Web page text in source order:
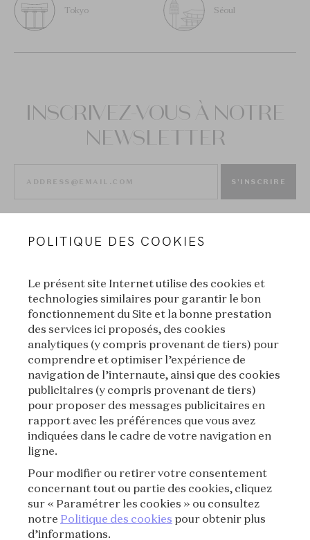
Tokyo Séoul
INSCRIVEZ-VOUS À NOTRE
NEWSLETTER
S'INSCRIRE
VAN CLEEF & ARPELS
MENTIONS LÉGALES
CONDITIONS GÉNÉRALES DE VENTE
CONDITIONS D'UTILISATION
CRÉDITS
POLITIQUE DES COOKIES
Le présent site Internet utilise des cookies et
technologies similaires pour garantir le bon
fonctionnement du Site et la bonne prestation
des services ici proposés, des cookies
analytiques (y compris provenant de tiers) pour
comprendre et optimiser l’expérience de
navigation de l’internaute, ainsi que des cookies
publicitaires (y compris provenant de tiers)
pour proposer des messages publicitaires en
rapport avec les préférences que vous avez
indiquées dans le cadre de votre navigation en
ligne.
Pour modifier ou retirer votre consentement
concernant tout ou partie des cookies, cliquez
sur « Paramétrer les cookies » ou consultez
notre Politique des cookies pour obtenir plus
d’informations.